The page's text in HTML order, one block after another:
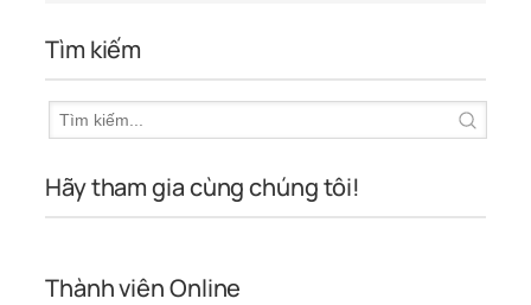
Tìm kiếm
Hãy tham gia cùng chúng tôi!
Thành viên Online